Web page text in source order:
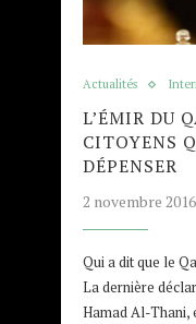
Actualités
L’ÉMIR DU
CITOYENS
DÉPENSER
2 novembre 2016
Qui a dit que le
La dernière
Hamad Al-Thani,